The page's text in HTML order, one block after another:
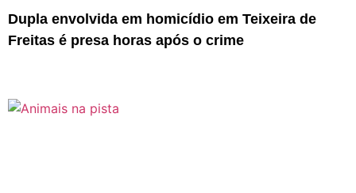
Dupla envolvida em homicídio em Teixeira de
Freitas é presa horas após o crime